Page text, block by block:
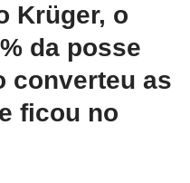
Krüger, o
da posse
converteu as
ficou no